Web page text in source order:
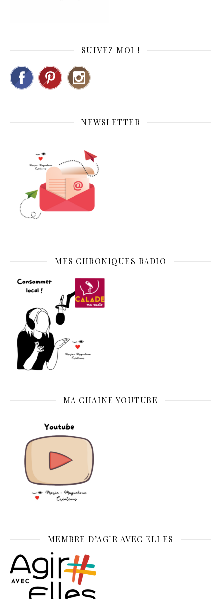
SUIVEZ MOI !
NEWSLETTER
MES CHRONIQUES RADIO
MA CHAINE YOUTUBE
MEMBRE D’AGIR AVEC ELLES